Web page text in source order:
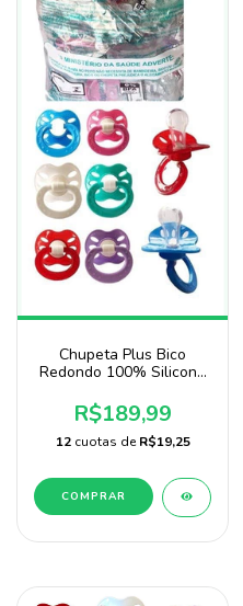
Chupeta Plus Bico
Redondo 100% Silicone
Unidades
R$189,99
12 cuotas deR$19,25
COMPRAR